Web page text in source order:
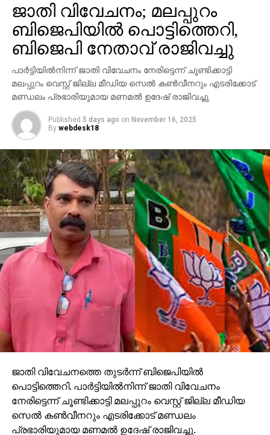
ആക്രമണം നടത്തിയതായും ബാര്‍ ഉടമ നല്‍കിയ
പരാതിയില്‍ പറയുന്നു. വിദ്യാഭ്യാസ
ആവശ്യങ്ങള്‍ക്കായി എറണാകുളത്ത് എത്തിയവരാണ്
പ്രതികളെന്ന് പൊലീസ് കണ്ടെത്തിയിട്ടുണ്ട്.
സംഭവത്തില്‍ അലീനയുടെ കൈക്ക് പരുക്കേല്‍ക്കുകയും
ചെയ്തു.
ജാതി വിവേചനം; മലപ്പുറം
ബിജെപിയില്‍ പൊട്ടിത്തെറി,
ബിജെപി നേതാവ് രാജിവച്ചു
പാര്‍ട്ടിയില്‍നിന്ന് ജാതി വിവേചനം നേരിട്ടെന്ന് ചൂണ്ടിക്കാട്ടി
മലപ്പുറം വെസ്റ്റ് ജില്ല മീഡിയ സെല്‍ കണ്‍വീനറും എടരിക്കോട്
മണ്ഡലം പ്രഭാരിയുമായ മണമല്‍ ഉദേഷ് രാജിവച്ചു.
Published 5 days ago on November 16, 2025
By webdesk18
ജാതി വിവേചനത്തെ തുടര്‍ന്ന് ബിജെപിയില്‍
പൊട്ടിത്തെറി. പാര്‍ട്ടിയില്‍നിന്ന് ജാതി വിവേചനം
നേരിട്ടെന്ന് ചൂണ്ടിക്കാട്ടി മലപ്പുറം വെസ്റ്റ് ജില്ല മീഡിയ
സെല്‍ കണ്‍വീനറും എടരിക്കോട് മണ്ഡലം
പ്രഭാരിയുമായ മണമല്‍ ഉദേഷ് രാജിവച്ചു.